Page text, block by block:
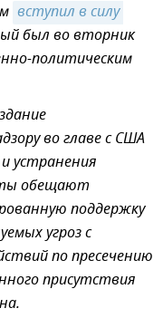
вступил в силу
был во вторник
политическим
во главе с США
устранения
обещают
поддержку
угроз с
по пресечению
присутствия